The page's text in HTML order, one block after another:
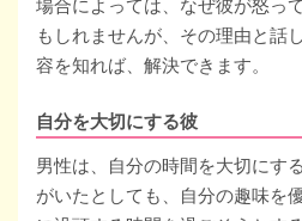
場合によっては、なぜ彼が怒っ
もしれませんが、その理由と話
容を知れば、解決できます。
自分を大切にする彼
男性は、自分の時間を大切にす
がいたとしても、自分の趣味を